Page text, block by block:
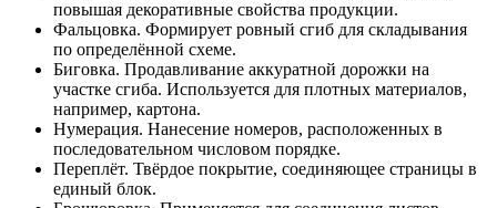
повышая декоративные свойства продукции.
Фальцовка. Формирует ровный сгиб для складывания
по определённой схеме.
Биговка. Продавливание аккуратной дорожки на
участке сгиба. Используется для плотных материалов,
например, картона.
Нумерация. Нанесение номеров, расположенных в
последовательном числовом порядке.
Переплёт. Твёрдое покрытие, соединяющее страницы в
единый блок.